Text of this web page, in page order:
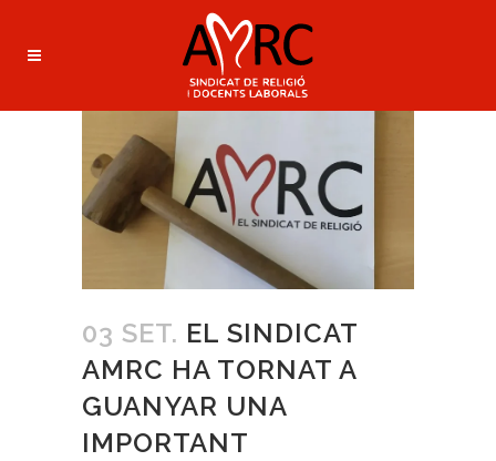
03 SET. EL SINDICAT
AMRC HA TORNAT A
GUANYAR UNA
IMPORTANT